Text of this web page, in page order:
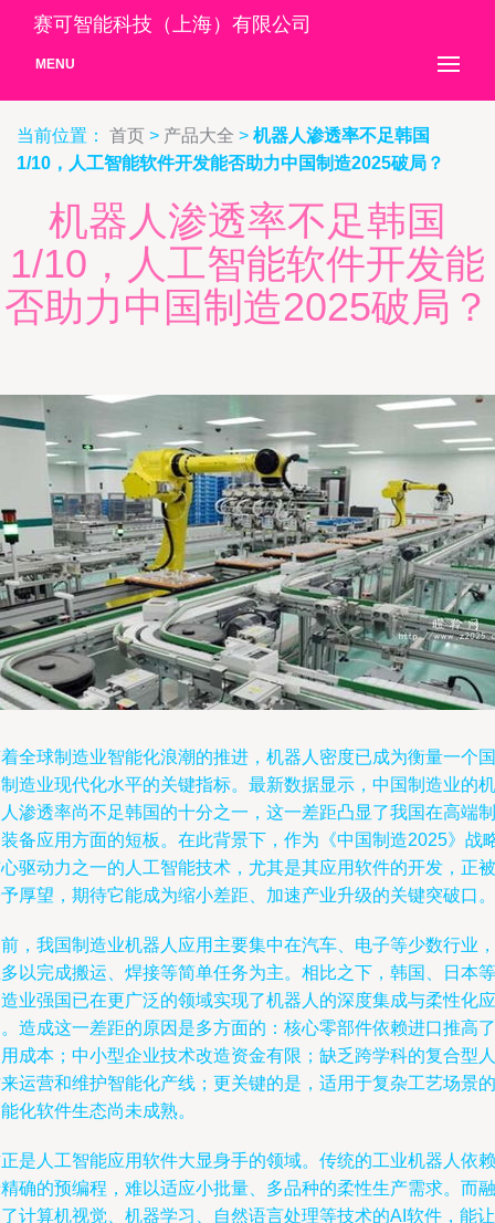
赛可智能科技（上海）有限公司
MENU
当前位置： 首页 > 产品大全 > 机器人渗透率不足韩国
1/10，人工智能软件开发能否助力中国制造2025破局？
机器人渗透率不足韩国
1/10，人工智能软件开发能
否助力中国制造2025破局？
全球制造业智能化浪潮的推进，机器人密度已成为衡量一个国
造业现代化水平的关键指标。最新数据显示，中国制造业的机
渗透率尚不足韩国的十分之一，这一差距凸显了我国在高端制
备应用方面的短板。在此背景下，作为《中国制造2025》战
驱动力之一的人工智能技术，尤其是其应用软件的开发，正被
厚望，期待它能成为缩小差距、加速产业升级的关键突破口。
，我国制造业机器人应用主要集中在汽车、电子等少数行业，
以完成搬运、焊接等简单任务为主。相比之下，韩国、日本等
业强国已在更广泛的领域实现了机器人的深度集成与柔性化应
造成这一差距的原因是多方面的：核心零部件依赖进口推高了
成本；中小型企业技术改造资金有限；缺乏跨学科的复合型人
运营和维护智能化产线；更关键的是，适用于复杂工艺场景的
化软件生态尚未成熟。
是人工智能应用软件大显身手的领域。传统的工业机器人依赖
确的预编程，难以适应小批量、多品种的柔性生产需求。而融
计算机视觉、机器学习、自然语言处理等技术的AI软件，能让